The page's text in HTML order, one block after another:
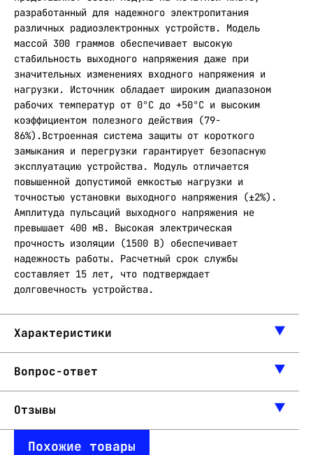
разработанный для надежного электропитания
различных радиоэлектронных устройств. Модель
массой 300 граммов обеспечивает высокую
стабильность выходного напряжения даже при
значительных изменениях входного напряжения и
нагрузки. Источник обладает широким диапазоном
рабочих температур от 0°C до +50°C и высоким
коэффициентом полезного действия (79-
86%).Встроенная система защиты от короткого
замыкания и перегрузки гарантирует безопасную
эксплуатацию устройства. Модуль отличается
повышенной допустимой емкостью нагрузки и
точностью установки выходного напряжения (±2%).
Амплитуда пульсаций выходного напряжения не
превышает 400 мВ. Высокая электрическая
прочность изоляции (1500 В) обеспечивает
надежность работы. Расчетный срок службы
составляет 15 лет, что подтверждает
долговечность устройства.
Характеристики
Вопрос-ответ
Отзывы
Похожие товары